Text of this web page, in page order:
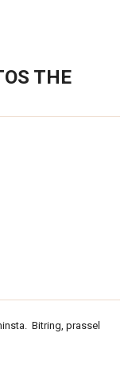
THE
Bitring, prassel